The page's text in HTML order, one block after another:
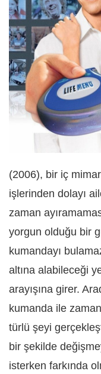
(2006), bir iç
işlerinden dolayı
zaman
yorgun olduğu bir
kumandayı
altına alabileceği
arayışına girer.
kumanda ile
türlü şeyi
bir şekilde
isterken farkında